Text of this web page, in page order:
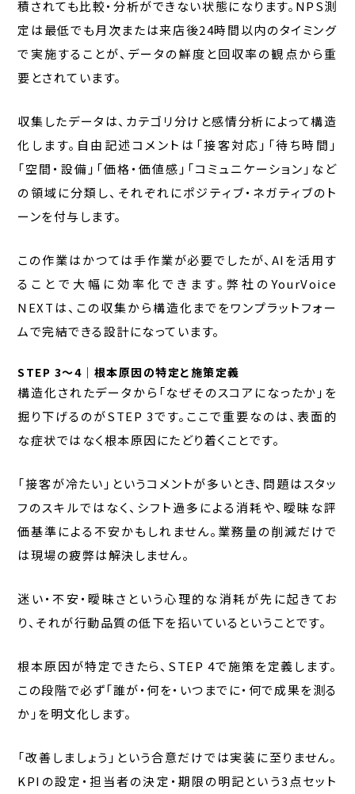
積されても比較・分析ができない状態になります。NPS測
定は最低でも月次または来店後24時間以内のタイミング
で実施することが、データの鮮度と回収率の観点から重
要とされています。
収集したデータは、カテゴリ分けと感情分析によって構造
化します。自由記述コメントは「接客対応」「待ち時間」
「空間・設備」「価格・価値感」「コミュニケーション」など
の領域に分類し、それぞれにポジティブ・ネガティブのト
ーンを付与します。
この作業はかつては手作業が必要でしたが、AIを活用す
ることで大幅に効率化できます。弊社のYourVoice
NEXTは、この収集から構造化までをワンプラットフォー
ムで完結できる設計になっています。
STEP 3〜4｜根本原因の特定と施策定義
構造化されたデータから「なぜそのスコアになったか」を
掘り下げるのがSTEP 3です。ここで重要なのは、表面的
な症状ではなく根本原因にたどり着くことです。
「接客が冷たい」というコメントが多いとき、問題はスタッ
フのスキルではなく、シフト過多による消耗や、曖昧な評
価基準による不安かもしれません。業務量の削減だけで
は現場の疲弊は解決しません。
迷い・不安・曖昧さという心理的な消耗が先に起きてお
り、それが行動品質の低下を招いているということです。
根本原因が特定できたら、STEP 4で施策を定義します。
この段階で必ず「誰が・何を・いつまでに・何で成果を測る
か」を明文化します。
「改善しましょう」という合意だけでは実装に至りません。
KPIの設定・担当者の決定・期限の明記という3点セット